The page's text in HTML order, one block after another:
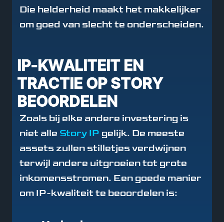
Die helderheid maakt het makkelijker
om goed van slecht te onderscheiden.
IP-KWALITEIT EN
TRACTIE OP STORY
BEOORDELEN
Zoals bij elke andere investering is
niet alle Story IP gelijk. De meeste
assets zullen stilletjes verdwijnen
terwijl andere uitgroeien tot grote
inkomensstromen. Een goede manier
om IP-kwaliteit te beoordelen is: